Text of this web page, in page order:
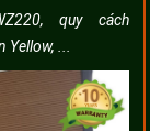
quy cách
...